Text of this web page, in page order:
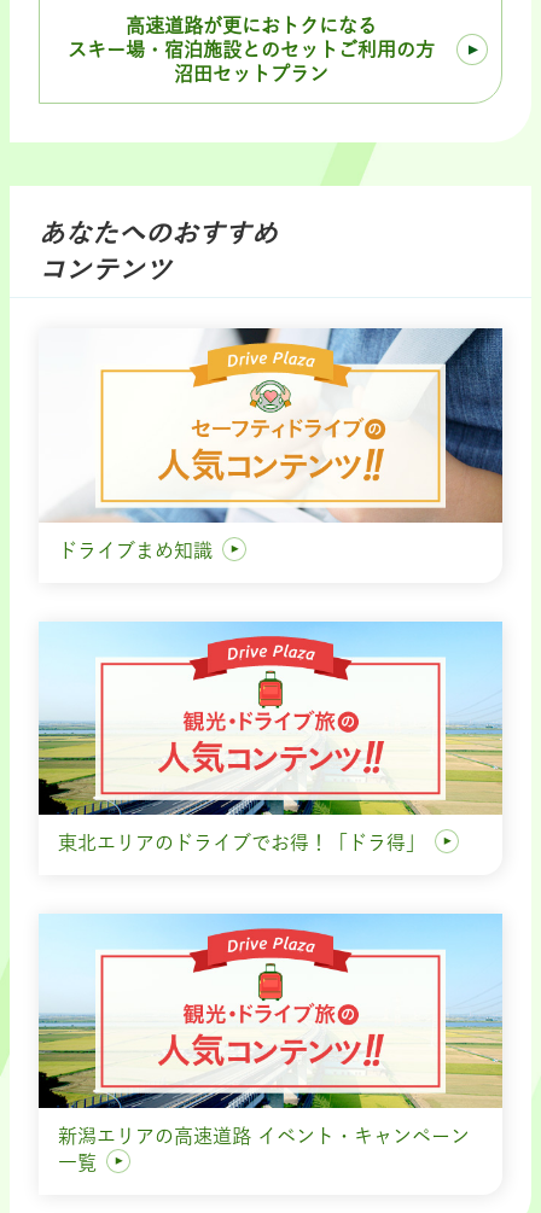
高速道路が更におトクになる
スキー場・宿泊施設とのセットご利用の方
沼田セットプラン
あなたへのおすすめ
コンテンツ
ドライブまめ知識
東北エリアのドライブでお得！「ドラ得」
新潟エリアの高速道路 イベント・キャンペーン
一覧